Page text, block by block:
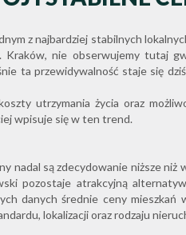
z najbardziej stabilnych
nie obserwujemy tutaj
ta przewidywalność staje się
utrzymania życia oraz
wpisuje się w ten trend.
nadal są zdecydowanie niższe niż
pozostaje atrakcyjną
danych średnie ceny mieszkań
lokalizacji oraz rodzaju